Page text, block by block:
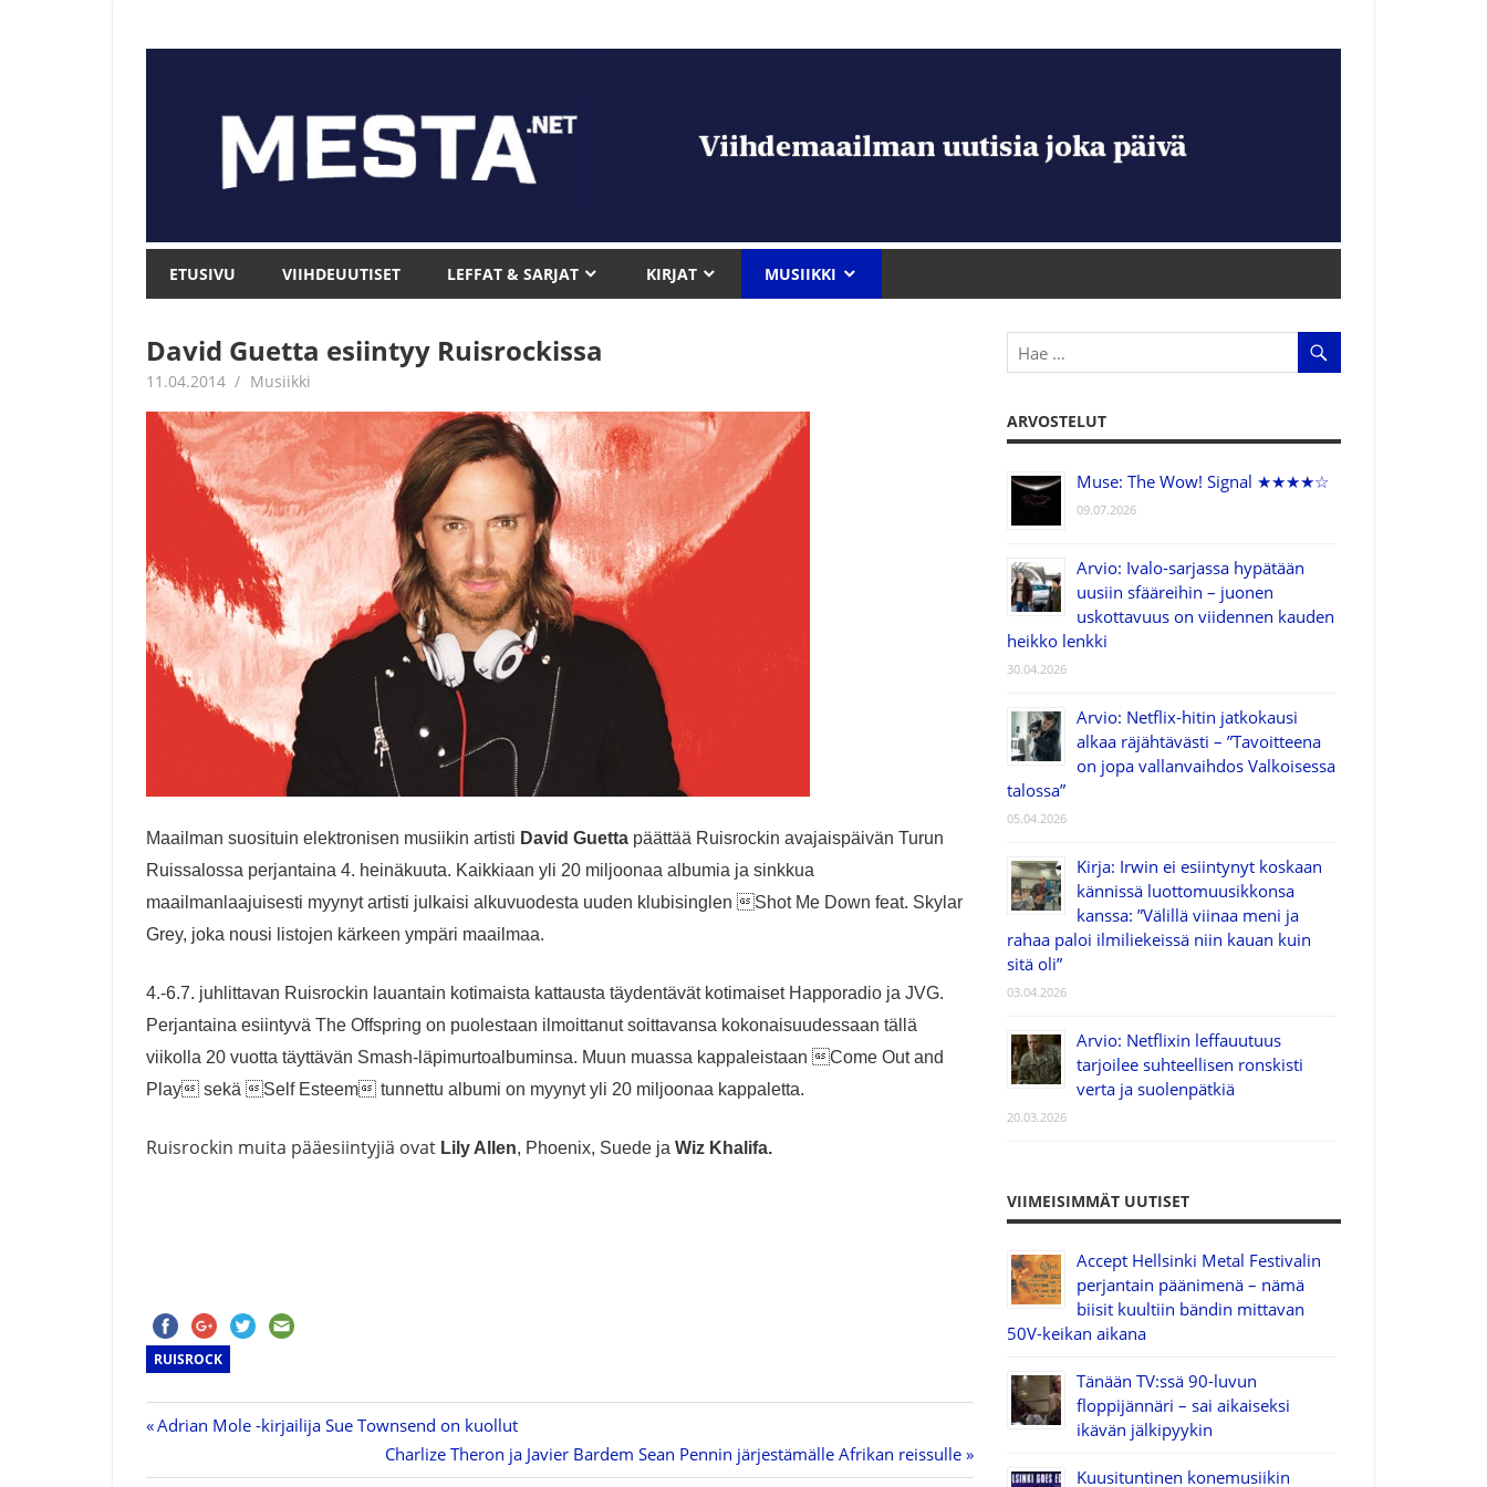
Mesta.net
ETUSIVU VIIHDEUUTISET LEFFAT & SARJAT KIRJAT MUSIIKKI
David Guetta esiintyy Ruisrockissa
11.04.2014 mestanet
Musiikki
Maailman suosituin elektronisen musiikin artisti David Guetta päättää Ruisrockin avajaispäivän Turun
Ruissalossa perjantaina 4. heinäkuuta. Kaikkiaan yli 20 miljoonaa albumia ja sinkkua
maailmanlaajuisesti myynyt artisti julkaisi alkuvuodesta uuden klubisinglen Shot Me Down feat. Skylar
Grey, joka nousi listojen kärkeen ympäri maailmaa.
4.-6.7. juhlittavan Ruisrockin lauantain kotimaista kattausta täydentävät kotimaiset Happoradio ja JVG.
Perjantaina esiintyvä The Offspring on puolestaan ilmoittanut soittavansa kokonaisuudessaan tällä
viikolla 20 vuotta täyttävän Smash-läpimurtoalbuminsa. Muun muassa kappaleistaan Come Out and
Play sekä Self Esteem tunnettu albumi on myynyt yli 20 miljoonaa kappaletta.
Ruisrockin muita pääesiintyjiä ovat Lily Allen, Phoenix, Suede ja Wiz Khalifa.
RUISROCK
Previous
Adrian Mole -kirjailija Sue Townsend on kuollut
Next
Charlize Theron ja Javier Bardem Sean Pennin järjestämälle Afrikan reissulle
ARVOSTELUT
Muse: The Wow! Signal ★★★★☆
09.07.2026
Arvio: Ivalo-sarjassa hypätään
uusiin sfääreihin – juonen
uskottavuus on viidennen kauden
heikko lenkki
30.04.2026
Arvio: Netflix-hitin jatkokausi
alkaa räjähtävästi – ”Tavoitteena
on jopa vallanvaihdos Valkoisessa
talossa”
05.04.2026
Kirja: Irwin ei esiintynyt koskaan
kännissä luottomuusikkonsa
kanssa: ”Välillä viinaa meni ja
rahaa paloi ilmiliekeissä niin kauan kuin
sitä oli”
03.04.2026
Arvio: Netflixin leffauutuus
tarjoilee suhteellisen ronskisti
verta ja suolenpätkiä
20.03.2026
VIIMEISIMMÄT UUTISET
Accept Hellsinki Metal Festivalin
perjantain päänimenä – nämä
biisit kuultiin bändin mittavan
50V-keikan aikana
Tänään TV:ssä 90-luvun
floppijännäri – sai aikaiseksi
ikävän jälkipyykin
Kuusituntinen konemusiikin